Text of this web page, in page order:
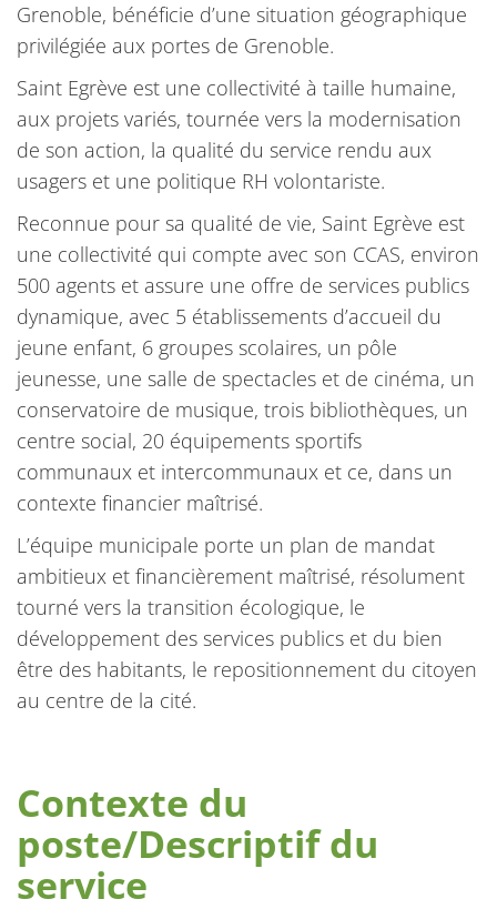
Grenoble, bénéficie d’une situation géographique
privilégiée aux portes de Grenoble.
Saint Egrève est une collectivité à taille humaine,
aux projets variés, tournée vers la modernisation
de son action, la qualité du service rendu aux
usagers et une politique RH volontariste.
Reconnue pour sa qualité de vie, Saint Egrève est
une collectivité qui compte avec son CCAS, environ
500 agents et assure une offre de services publics
dynamique, avec 5 établissements d’accueil du
jeune enfant, 6 groupes scolaires, un pôle
jeunesse, une salle de spectacles et de cinéma, un
conservatoire de musique, trois bibliothèques, un
centre social, 20 équipements sportifs
communaux et intercommunaux et ce, dans un
contexte financier maîtrisé.
L’équipe municipale porte un plan de mandat
ambitieux et financièrement maîtrisé, résolument
tourné vers la transition écologique, le
développement des services publics et du bien
être des habitants, le repositionnement du citoyen
au centre de la cité.
Contexte du
poste/Descriptif du
service